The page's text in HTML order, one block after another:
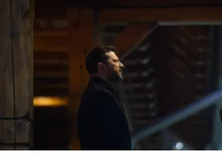
Это первый визит главы государства в
2 часа назад 76,5 т.
"Верните Федорова": в
23-й день подряд проходят
с плакатами. Фото и видео